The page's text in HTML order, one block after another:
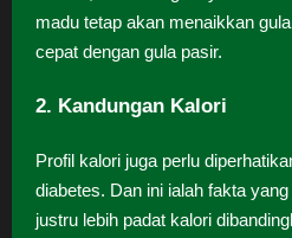
madu tetap akan menaikkan
cepat dengan gula pasir.
2. Kandungan Kalori
Profil kalori juga perlu
diabetes. Dan ini ialah fakta
justru lebih padat kalori